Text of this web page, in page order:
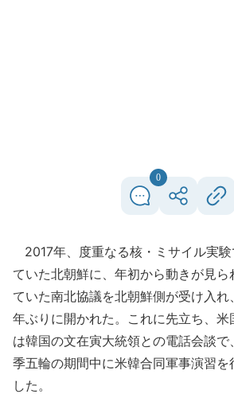
0
2017年、度重なる核・ミサイル実
ていた北朝鮮に、年初から動きが見ら
ていた南北協議を北朝鮮側が受け入
年ぶりに開かれた。これに先立ち、
は韓国の文在寅大統領との電話会談
季五輪の期間中に米韓合同軍事演習
した。